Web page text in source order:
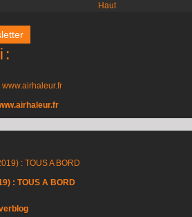
Haut
:
: TOUS A BORD